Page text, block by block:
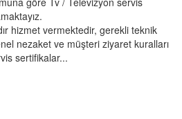
hizmet vermektedir, gerekli teknik
nezaket ve müşteri ziyaret kuralları
sertifikalar...